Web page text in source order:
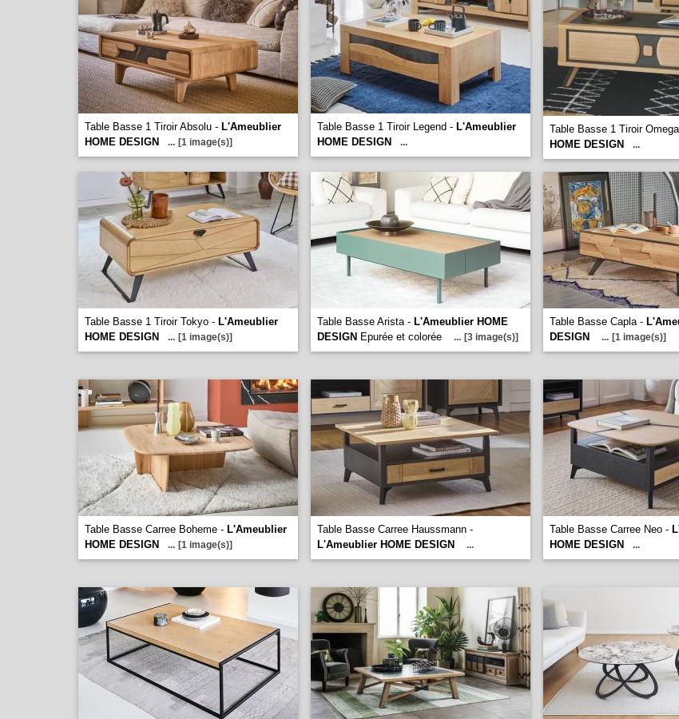
Table Basse 1 Tiroir Absolu - L'Ameublier
HOME DESIGN
... [1 image(s)]
Table Basse 1 Tiroir Legend - L'Ameublier
HOME DESIGN
...
Table Basse 1 Tiroir
HOME DESIGN
...
Table Basse 1 Tiroir Tokyo - L'Ameublier
HOME DESIGN
... [1 image(s)]
Table Basse Arista - L'Ameublier HOME
DESIGN Epurée et colorée ... [3 image(s)]
Table Basse Capla -
DESIGN
... [1 image(s)]
Table Basse Carree Boheme - L'Ameublier
HOME DESIGN
... [1 image(s)]
Table Basse Carree Haussmann -
L'Ameublier HOME DESIGN
...
Table Basse Carree Neo -
HOME DESIGN
...